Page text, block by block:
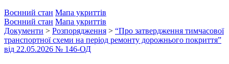
Воєнний стан Мапа укриттів
Воєнний стан Мапа укриттів
Документи > Розпорядження > “Про затвердження тимчасової
транспортної схеми на період ремонту дорожнього покриття”
від 22.05.2026 № 146-ОД